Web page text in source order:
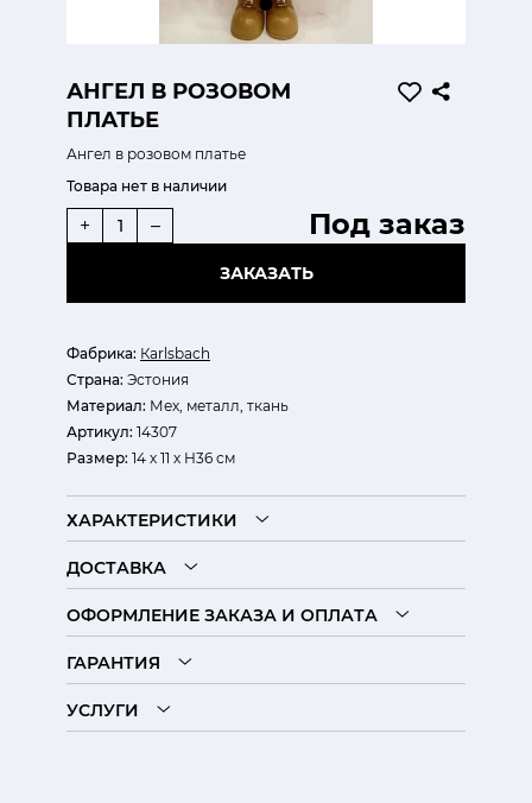
АНГЕЛ В РОЗОВОМ
ПЛАТЬЕ
Ангел в розовом платье
Фабрика: Кarlsbach
Страна: Эстония
Материал: Мех, металл, ткань
Артикул: 14307
Размер: 14 х 11 х Н36 см
Товара нет в наличии
Под заказ
+ –
ЗАКАЗАТЬ
ХАРАКТЕРИСТИКИ
ДОСТАВКА
ОФОРМЛЕНИЕ ЗАКАЗА И ОПЛАТА
ГАРАНТИЯ
УСЛУГИ